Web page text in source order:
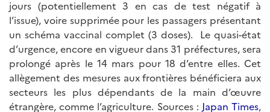
jours (potentiellement 3 en cas de test négatif à
l’issue), voire supprimée pour les passagers présentant
un schéma vaccinal complet (3 doses). Le quasi-état
d’urgence, encore en vigueur dans 31 préfectures, sera
prolongé après le 14 mars pour 18 d’entre elles. Cet
allègement des mesures aux frontières bénéficiera aux
secteurs les plus dépendants de la main d’œuvre
étrangère, comme l’agriculture. Sources : Japan Times,